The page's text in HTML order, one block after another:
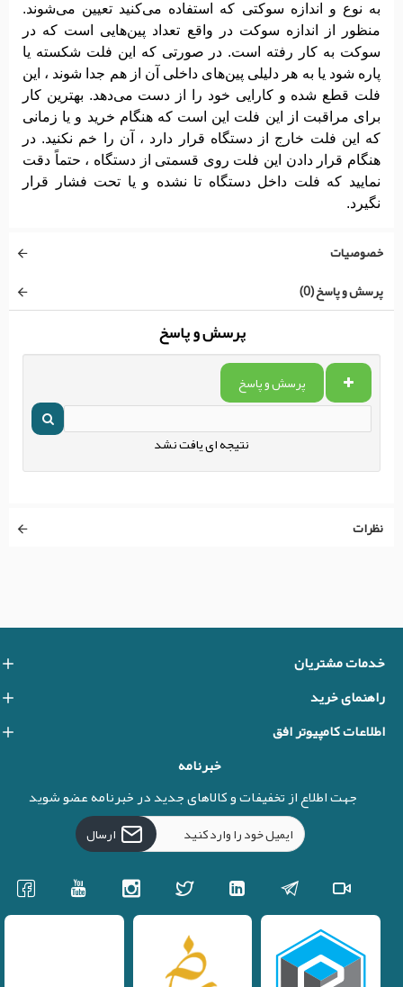
به نوع و اندازه سوکتی که استفاده می‌کنید تعیین می‌شوند.
منظور از اندازه سوکت در واقع تعداد پین‌هایی است که در
سوکت به‌ کار رفته است. در صورتی که این فلت شکسته یا
پاره شود یا به هر دلیلی پین‌های داخلی آن از هم جدا شوند ، این
فلت قطع‌ شده و کارایی خود را از دست می‌دهد. بهترین کار
برای مراقبت از این فلت این است که هنگام خرید و یا زمانی
که این فلت خارج از دستگاه قرار دارد ، آن را خم نکنید. در
هنگام قرار دادن این فلت روی قسمتی از دستگاه ، حتماً دقت
نمایید که فلت داخل دستگاه تا نشده و یا تحت‌ فشار قرار
نگیرد.
خصوصیات
پرسش و پاسخ (0)
پرسش و پاسخ
پرسش و پاسخ
نتیجه ای یافت نشد
نظرات
خدمات مشتریان
راهنمای خرید
اطلاعات کامپیوتر افق
خبرنامه
جهت اطلاع از تخفیفات و کالاهای جدید در خبرنامه عضو شوید
ارسال